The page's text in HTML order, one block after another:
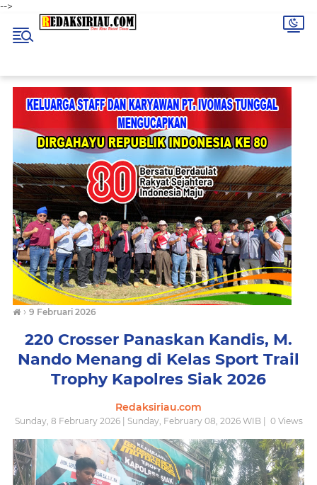
-->
› 9 Februari 2026
220 Crosser Panaskan Kandis, M.
Nando Menang di Kelas Sport Trail
Trophy Kapolres Siak 2026
Redaksiriau.com
Sunday, 8 February 2026 | Sunday, February 08, 2026 WIB | 0Views